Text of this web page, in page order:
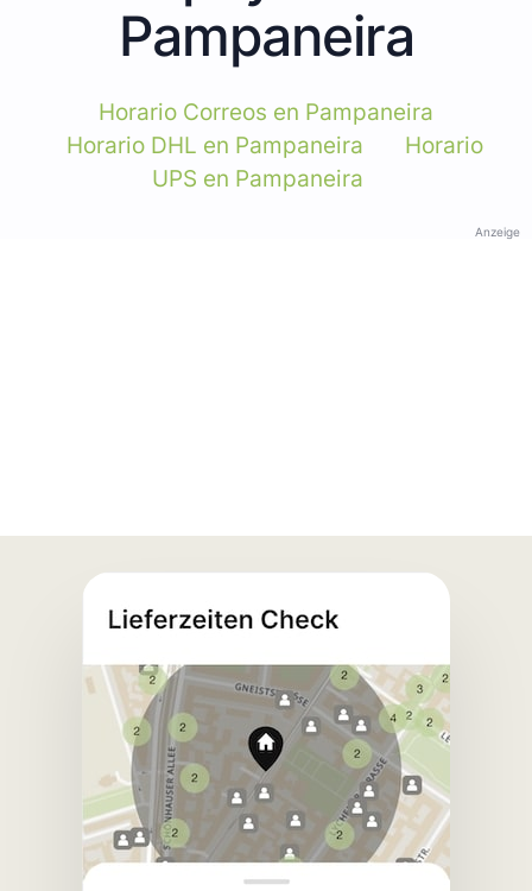
Pampaneira
Horario Correos en Pampaneira
Horario DHL en Pampaneira
Horario
UPS en Pampaneira
Anzeige